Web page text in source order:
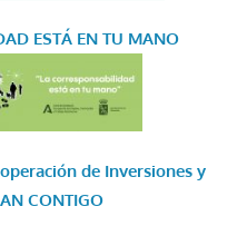
ESTÁ EN TU MANO
de Inversiones y
CONTIGO